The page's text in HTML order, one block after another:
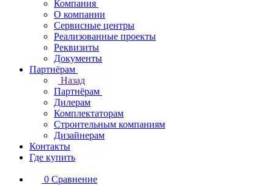
Компания
О компании
Сервисные центры
Реализованные проекты
Реквизиты
Документы
Партнёрам
Назад
Партнёрам
Дилерам
Комплектаторам
Строительным компаниям
Дизайнерам
Контакты
Где купить
0 Сравнение